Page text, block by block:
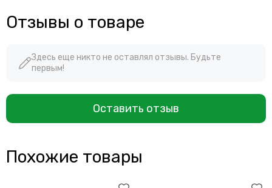
Отзывы о товаре
Здесь еще никто не оставлял отзывы. Будьте
первым!
Оставить отзыв
Похожие товары